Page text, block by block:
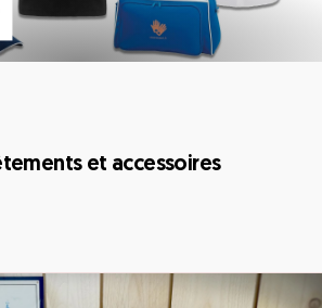
et accessoires